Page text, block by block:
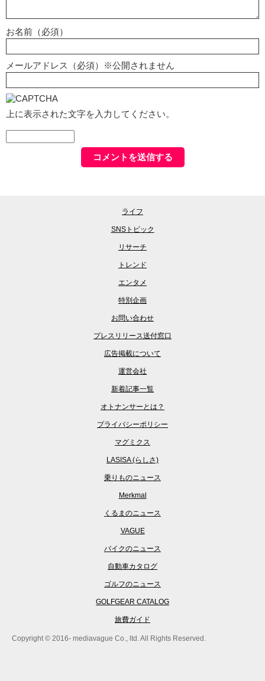
お名前（必須）
メールアドレス（必須）※公開されません
上に表示された文字を入力してください。
ライフ
SNSトピック
リサーチ
トレンド
エンタメ
特別企画
お問い合わせ
プレスリリース送付窓口
広告掲載について
運営会社
新着記事一覧
オトナンサーとは？
プライバシーポリシー
マグミクス
LASISA (らしさ)
乗りものニュース
Merkmal
くるまのニュース
VAGUE
バイクのニュース
自動車カタログ
ゴルフのニュース
GOLFGEAR CATALOG
旅費ガイド
Copyright © 2016- mediavague Co., ltd. All Rights Reserved.